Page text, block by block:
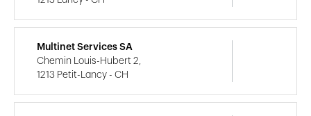
Multinet Services SA
Chemin Louis-Hubert 2,
1213 Petit-Lancy - CH